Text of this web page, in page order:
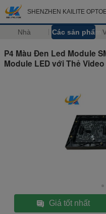
SHENZHEN KAILITE
Nhà Các sản phẩm
P4 Màu Đen Led Module
Module LED với Thẻ Video
Giá tốt nhất